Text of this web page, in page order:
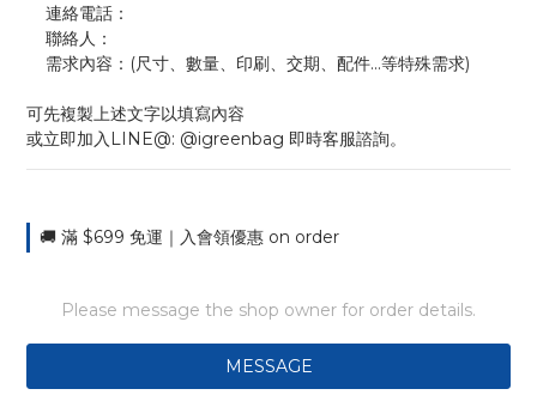
    連絡電話：
    聯絡人：
    需求內容：(尺寸、數量、印刷、交期、配件...等特殊需求)
可先複製上述文字以填寫內容
或立即加入LINE@: @igreenbag 即時客服諮詢。
🚚 滿 $699 免運｜入會領優惠 on order
Please message the shop owner for order details.
MESSAGE